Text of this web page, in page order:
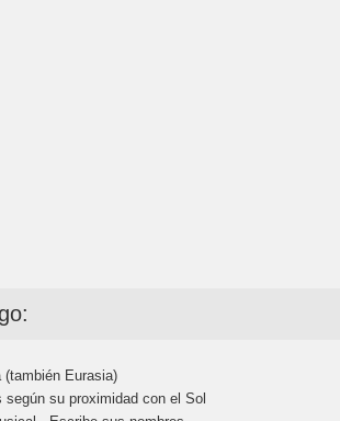
(también Eurasia)
según su proximidad con el Sol